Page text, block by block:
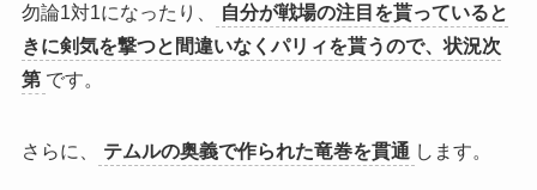
勿論1対1になったり、
自分が戦場の注目を貰っていると
きに剣気を撃つと間違いなくパリィを貰うので、状況次
第 です。
さらに、 テムルの奥義で作られた竜巻を貫通 します。